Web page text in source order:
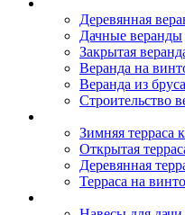
Деревянная
Дачные веранды
Закрытая
Веранда на
Веранда из бруса
Строительство
Зимняя терраса
Открытая
Деревянная
Терраса на